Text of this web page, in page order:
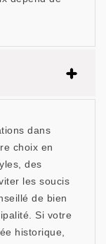
dans
choix en
des
les soucis
de bien
Si votre
historique,